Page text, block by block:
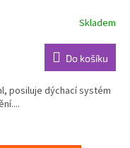
Skladem
Do košíku
posiluje dýchací systém